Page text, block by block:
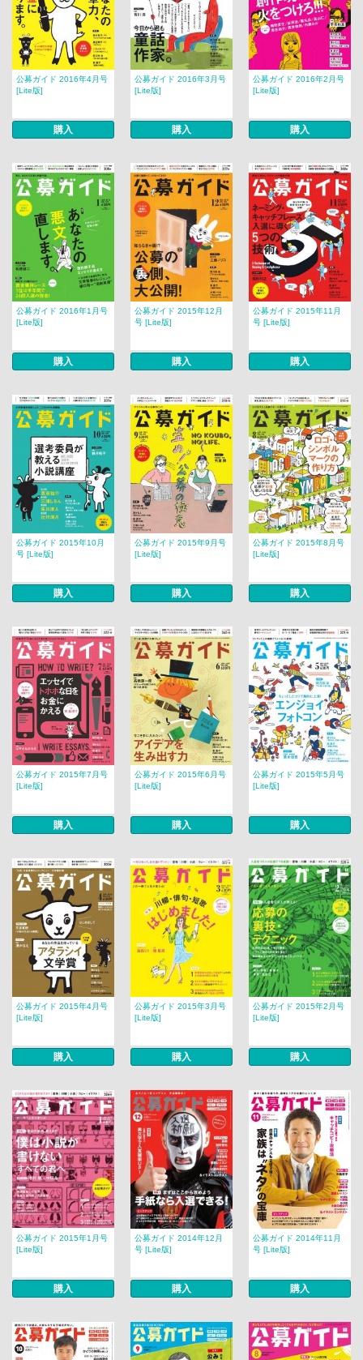
公募ガイド 2016年4月号
[Lite版]
購入
公募ガイド 2016年3月号
[Lite版]
購入
公募ガイド 2016年2月号
[Lite版]
購入
公募ガイド 2016年1月号
[Lite版]
購入
公募ガイド 2015年12月
号 [Lite版]
購入
公募ガイド 2015年11月
号 [Lite版]
購入
公募ガイド 2015年10月
号 [Lite版]
購入
公募ガイド 2015年9月号
[Lite版]
購入
公募ガイド 2015年8月号
[Lite版]
購入
公募ガイド 2015年7月号
[Lite版]
購入
公募ガイド 2015年6月号
[Lite版]
購入
公募ガイド 2015年5月号
[Lite版]
購入
公募ガイド 2015年4月号
[Lite版]
購入
公募ガイド 2015年3月号
[Lite版]
購入
公募ガイド 2015年2月号
[Lite版]
購入
公募ガイド 2015年1月号
[Lite版]
購入
公募ガイド 2014年12月
号 [Lite版]
購入
公募ガイド 2014年11月
号 [Lite版]
購入